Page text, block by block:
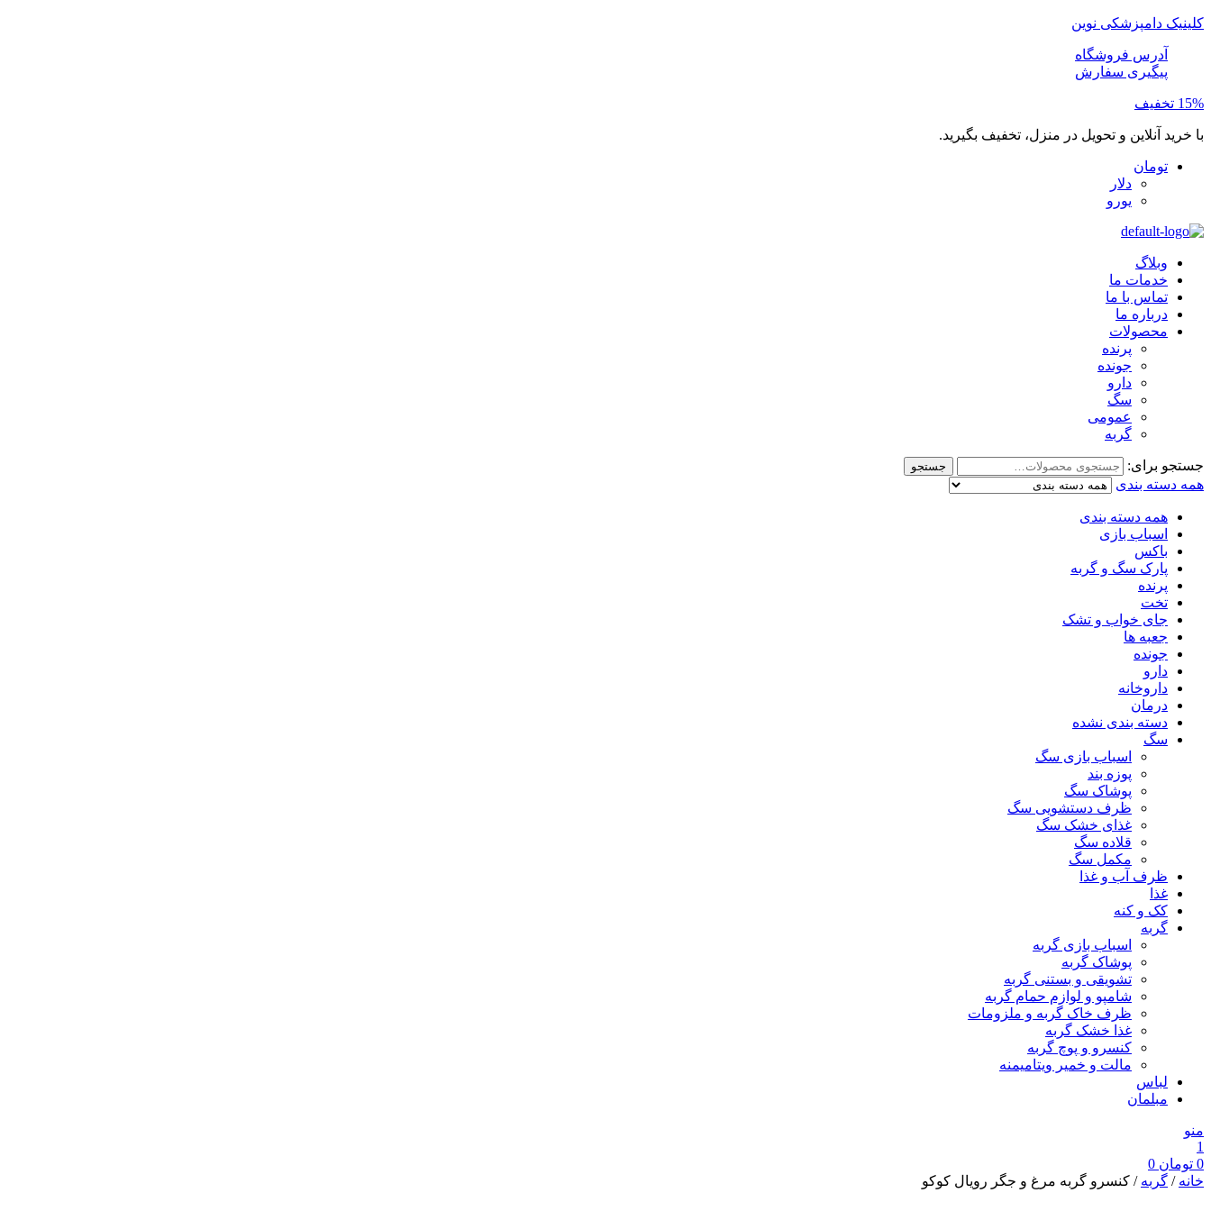
کلینیک دامپزشکی نوین
آدرس فروشگاه
پیگیری سفارش
15% تخفیف
با خرید آنلاین و تحویل در منزل، تخفیف بگیرید.
تومان
دلار
یورو
وبلاگ
خدمات ما
تماس با ما
درباره ما
محصولات
پرنده
جونده
دارو
سگ
عمومی
گربه
جستجو برای: جستجو
همه دسته بندی
همه دسته بندی
اسباب بازی
باکس
پارک سگ و گربه
پرنده
تخت
جای خواب و تشک
جعبه ها
جونده
دارو
داروخانه
درمان
دسته بندی نشده
سگ
اسباب بازی سگ
پوزه بند
پوشاک سگ
ظرف دستشویی سگ
غذای خشک سگ
قلاده سگ
مکمل سگ
ظرف آب و غذا
غذا
کک و کنه
گربه
اسباب بازی گربه
پوشاک گربه
تشویقی و بستنی گربه
شامپو و لوازم حمام گربه
ظرف خاک گربه و ملزومات
غذا خشک گربه
کنسرو و پوچ گربه
مالت و خمیر ویتامیمنه
لباس
مبلمان
منو
1
0 تومان
خانه / گربه / کنسرو گربه مرغ و جگر رویال کوکو